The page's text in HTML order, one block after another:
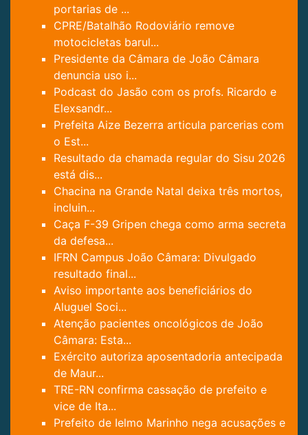
portarias de ...
CPRE/Batalhão Rodoviário remove
motocicletas barul...
Presidente da Câmara de João Câmara
denuncia uso i...
Podcast do Jasão com os profs. Ricardo e
Elexsandr...
Prefeita Aize Bezerra articula parcerias com
o Est...
Resultado da chamada regular do Sisu 2026
está dis...
Chacina na Grande Natal deixa três mortos,
incluin...
Caça F-39 Gripen chega como arma secreta
da defesa...
IFRN Campus João Câmara: Divulgado
resultado final...
Aviso importante aos beneficiários do
Aluguel Soci...
Atenção pacientes oncológicos de João
Câmara: Esta...
Exército autoriza aposentadoria antecipada
de Maur...
TRE-RN confirma cassação de prefeito e
vice de Ita...
Prefeito de Ielmo Marinho nega acusações e